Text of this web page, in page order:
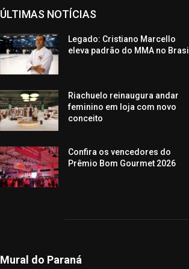
ÚLTIMAS NOTÍCIAS
Legado: Cristiano Marcello
eleva padrão do MMA no Brasil
Riachuelo reinaugura andar
feminino em loja com novo
conceito
Confira os vencedores do
Prêmio Bom Gourmet 2026
Mural do Paraná